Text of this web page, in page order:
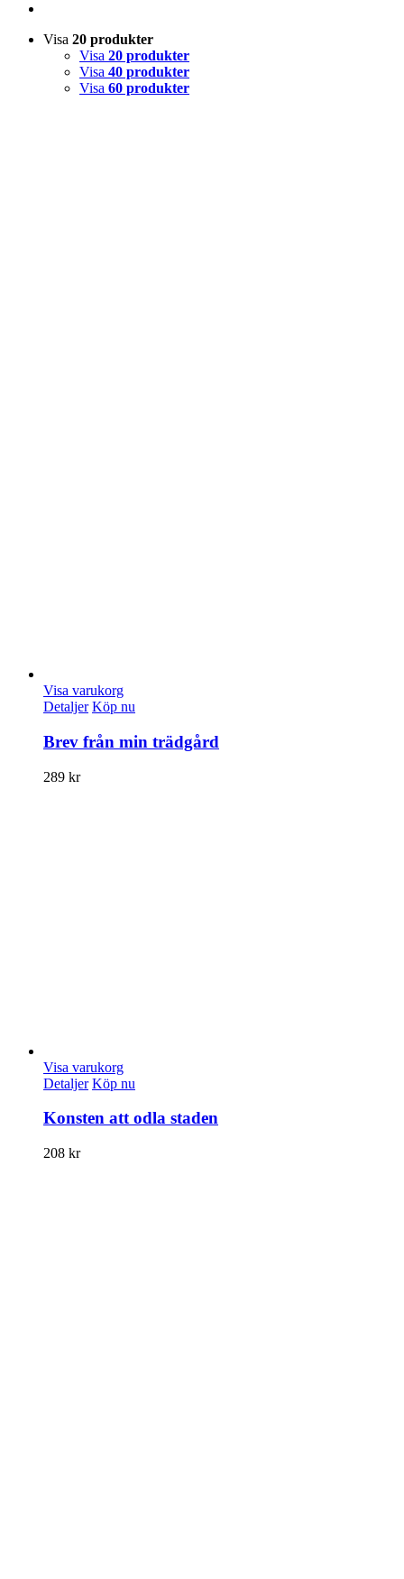
Visa 20 produkter
Visa 20 produkter
Visa 40 produkter
Visa 60 produkter
Visa varukorg
Detaljer Köp nu
Brev från min trädgård
289 kr
Visa varukorg
Detaljer Köp nu
Konsten att odla staden
208 kr